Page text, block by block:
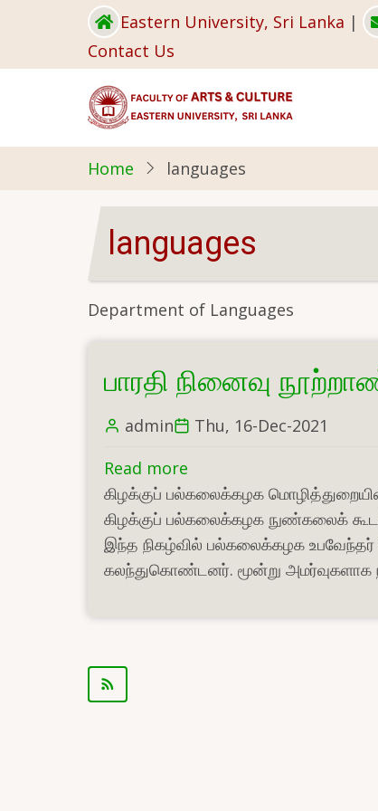
main
Eastern University, Sri Lanka |
Contact Us
Home languages
languages
Department of Languages
பாரதி நினைவு
admin
Thu, 16-Dec-2021
Read more
பாரதி
நினைவு
நூற்றாண்டு
விழாக்
கிழக்குப் பல்கலைக்கழக
கிழக்குப் பல்கலைக்கழக நுண்கலைக்
இந்த நிகழ்வில் பல்கலைக்கழக உபவேந்தர்
கலந்துகொண்டனர். மூன்று அமர்வுகளாக